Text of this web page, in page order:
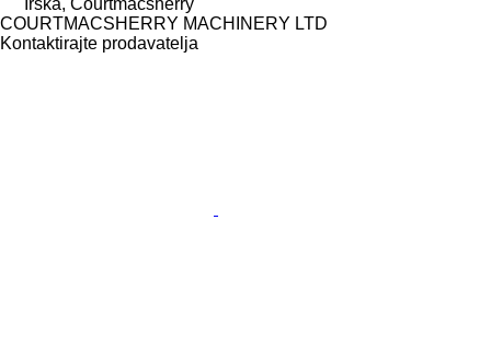
Irska, Courtmacsherry
COURTMACSHERRY MACHINERY LTD
Kontaktirajte prodavatelja